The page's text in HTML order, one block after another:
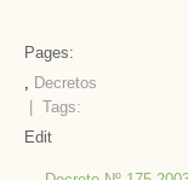
Pages:
, Decretos
| Tags:
Edit